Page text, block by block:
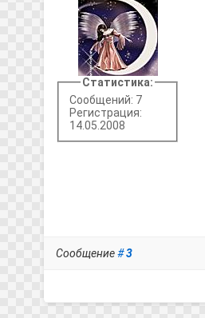
Статистика:
Сообщений: 7
Регистрация:
14.05.2008
Сообщение#3